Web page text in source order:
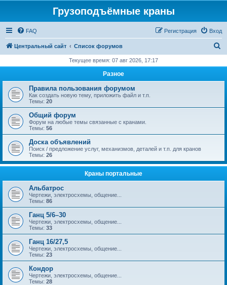
Грузоподъёмные краны
FAQ Вход
Регистрация
Центральный сайт Список форумов
с
Текущее время: 07 авг 2026, 17:17
Разное
Правила пользования форумом
Как создать новую тему, приложить файл и т.п.
Темы: 20
Общий форум
Форум на любые темы связанные с кранами.
Темы: 56
Доска объявлений
Поиск / предложение услуг, механизмов, деталей и т.п. для кранов
Темы: 26
Краны портальные
Альбатрос
Чертежи, электросхемы, общение...
Темы: 86
Ганц 5/6–30
Чертежи, электросхемы, общение...
Темы: 33
Ганц 16/27,5
Чертежи, электросхемы, общение...
Темы: 23
Кондор
Чертежи, электросхемы, общение...
Темы: 28